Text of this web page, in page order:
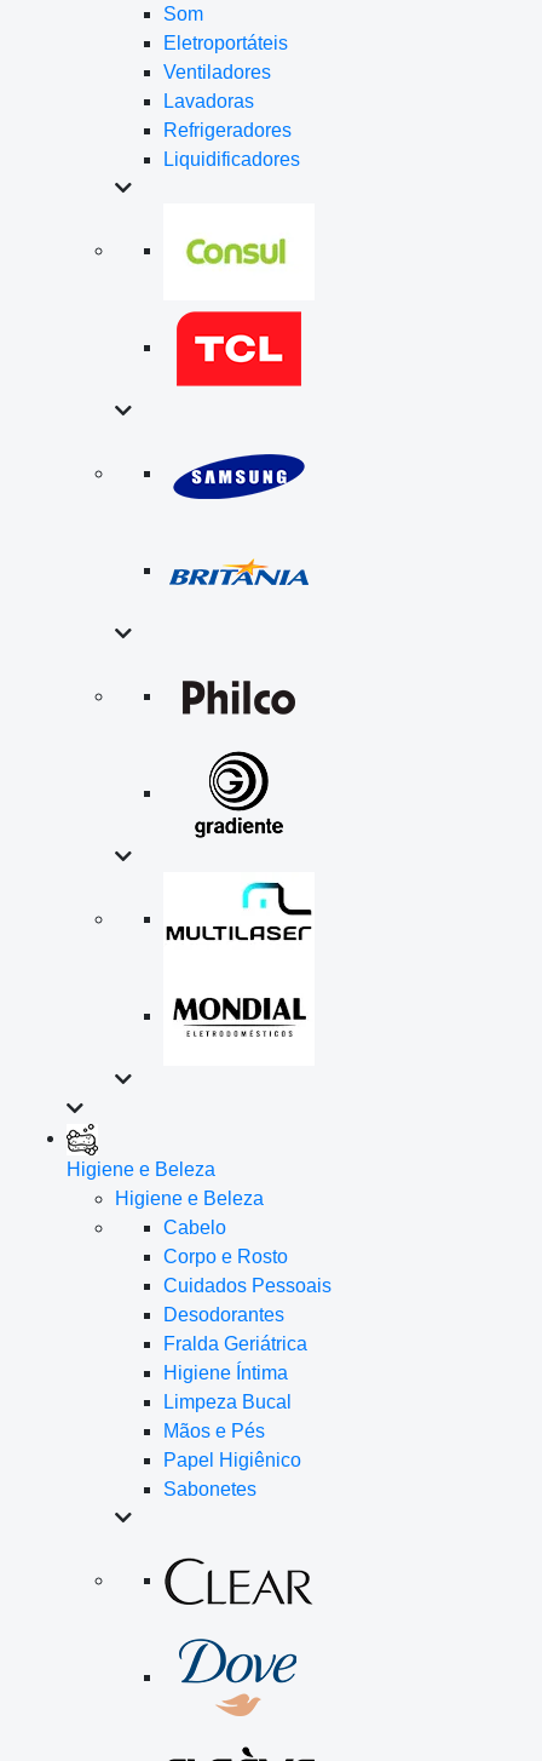
Som
Eletroportáteis
Ventiladores
Lavadoras
Refrigeradores
Liquidificadores
Higiene e Beleza
Higiene e Beleza
Cabelo
Corpo e Rosto
Cuidados Pessoais
Desodorantes
Fralda Geriátrica
Higiene Íntima
Limpeza Bucal
Mãos e Pés
Papel Higiênico
Sabonetes